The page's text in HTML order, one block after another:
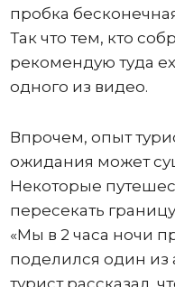
пробка
Так что тем, кто
рекомендую туда
одного из видео.
Впрочем, опыт
ожидания может
Некоторые
пересекать
«Мы в 2 часа ночи
поделился один из